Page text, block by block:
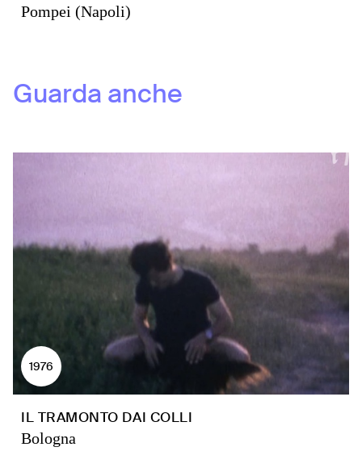
Pompei (Napoli)
Guarda anche
1976
IL TRAMONTO DAI COLLI
Bologna